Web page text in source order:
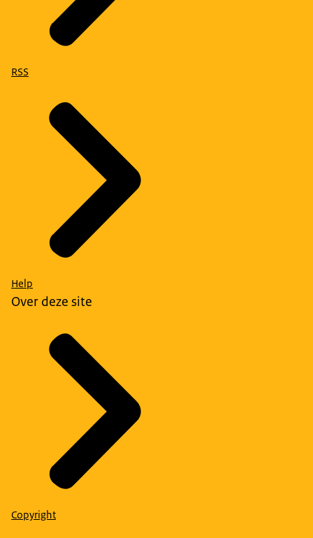
RSS
Help
Over deze site
Copyright